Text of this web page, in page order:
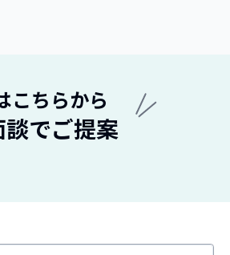
こちらから
でご提案